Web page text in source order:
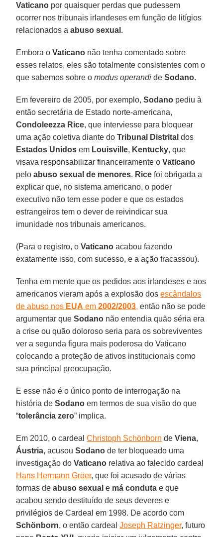
Vaticano por quaisquer perdas que pudessem
ocorrer nos tribunais irlandeses em função de litígios
relacionados aabuso sexual .
Embora oVaticano não tenha comentado sobre
esses relatos, eles são totalmente consistentes com o
que sabemos sobre omodus operandi deSodano.
Em fevereiro de 2005, por exemplo,Sodano pediu à
então secretária de Estado norte-americana,
Condoleezza Rice, que interviesse para bloquear
uma ação coletiva diante doTribunal Distrital dos
Estados Unidos em Louisville, Kentucky, que
visava responsabilizar financeiramente oVaticano
peloabuso sexual de menores. Rice foi obrigada a
explicar que, no sistema americano, o poder
executivo não tem esse poder e que os estados
estrangeiros tem o dever de reivindicar sua
imunidade nos tribunais americanos.
(Para o registro, oVaticano acabou fazendo
exatamente isso, com sucesso, e a ação fracassou).
Tenha em mente que os pedidos aos irlandeses e aos
americanos vieram após a explosão dosescândalos
de abuso nos EUA em2002/2003, então não se pode
argumentar queSodano não entendia quão séria era
a crise ou quão doloroso seria para os sobreviventes
ver a segunda figura mais poderosa do Vaticano
colocando a proteção de ativos institucionais como
sua principal preocupação.
E esse não é o único ponto de interrogação na
história deSodano em termos de sua visão do que
“tolerância zero” implica.
Em 2010, o cardealChristoph Schönborn deViena,
Áustria, acusouSodano de ter bloqueado uma
investigação doVaticano relativa ao falecido cardeal
Hans Hermann Gröer, que foi acusado de várias
formas deabuso sexual e má conduta e que
acabou sendo destituído de seus deveres e
privilégios de Cardeal em 1998. De acordo com
Schönborn, o então cardealJoseph Ratzinger, futuro